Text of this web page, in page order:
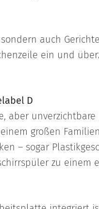
auch
ein und
D
aber
großen
– sogar
zu einem